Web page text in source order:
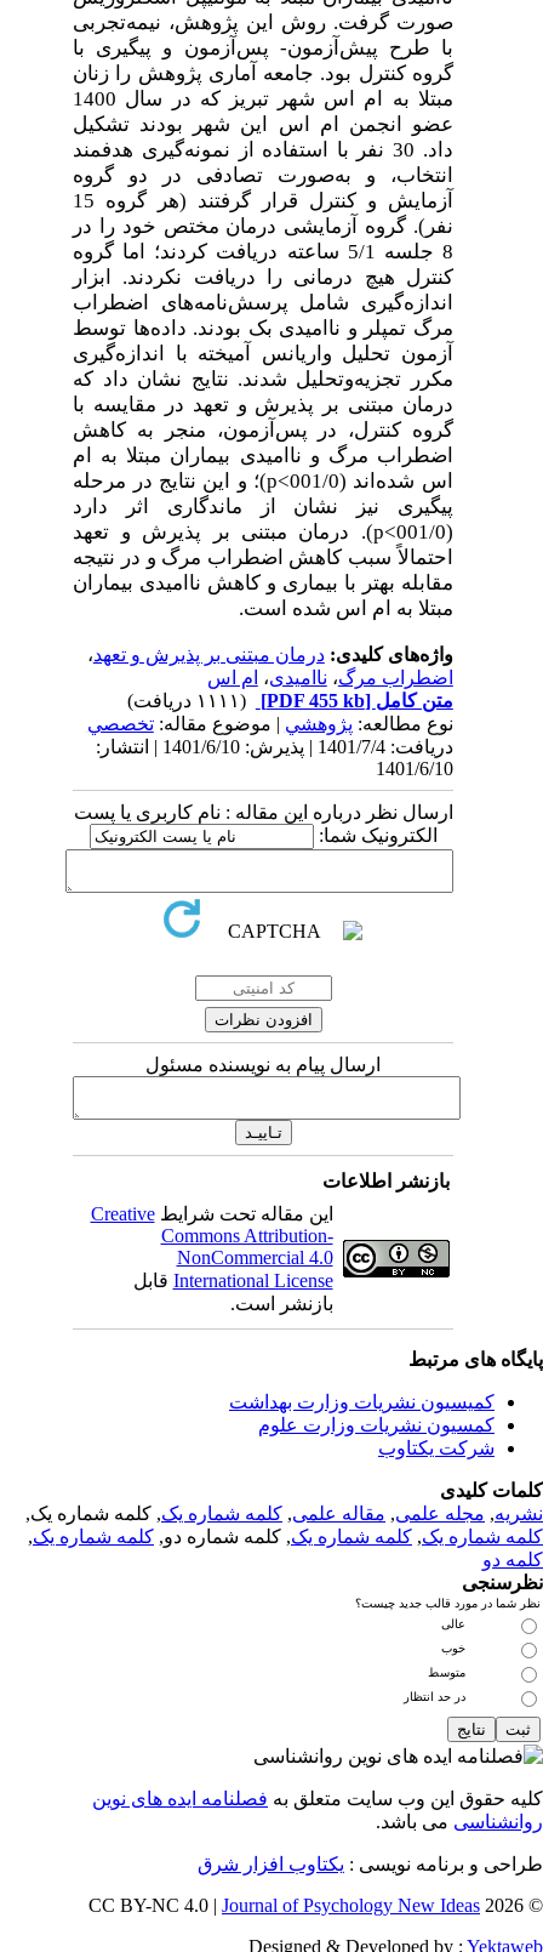
صورت گرفت. روش این پژوهش، نیمه‌تجربی
با طرح پیش‌آزمون- پس‌آزمون و پیگیری با
گروه کنترل بود. جامعه آماری پژوهش را زنان
مبتلا به ام اس شهر تبریز که در سال 1400
عضو انجمن ام اس این شهر بودند تشکیل
داد. 30 نفر با استفاده از نمونه‌گیری هدفمند
انتخاب، و به‌صورت تصادفی در دو گروه
آزمایش و کنترل قرار گرفتند (هر گروه 15
نفر). گروه‌ آزمایشی درمان مختص خود را در
8 جلسه 5/1 ساعته دریافت کردند؛ اما گروه
کنترل هیچ درمانی را دریافت نکردند. ابزار
اندازه‌گیری شامل پرسش‌نامه‌های اضطراب
مرگ تمپلر و ناامیدی بک بودند. داده‌ها توسط
آزمون تحلیل واریانس آمیخته با اندازه‌گیری
مکرر تجزیه‌‌وتحلیل شدند. نتایج نشان داد که
درمان مبتنی بر پذیرش و تعهد در مقایسه با
گروه کنترل، در پس‌آزمون، منجر به کاهش
اضطراب مرگ و ناامیدی بیماران مبتلا به ام
اس شده‌اند (001/0>
p)؛ و این نتایج در مرحله
پیگیری نیز نشان از ماندگاری اثر دارد
p). درمان مبتنی بر پذیرش و تعهد
احتمالاً سبب کاهش اضطراب مرگ و در نتیجه
مقابله بهتر با بیماری و کاهش ناامیدی بیماران
مبتلا به ام اس شده است.
واژه‌های کلیدی:درمان مبتنی بر پذیرش و تعهد،
اضطراب مرگ،ناامیدی،ام اس
متن کامل[PDF 455 kb]
نوع مطالعه:پژوهشي| موضوع مقاله:تخصصي
دریافت: 1401/7/4 | پذیرش: 1401/6/10 | انتشار:
1401/6/10
ارسال نظر درباره این مقاله : نام کاربری یا پست
الکترونیک شما:
ارسال پیام به نویسنده مسئول
بازنشر اطلاعات
این مقاله تحت شرایطCreative
Commons Attribution-
NonCommercial 4.0
International Licenseقابل
بازنشر است.
های مرتبط
کمیسیون نشریات وزارت بهداشت
کمسیون نشریات وزارت علوم
شرکت یکتاوب
کلیدی
,مجله علمی, مقاله علمی, کلمه شماره یک, کلمه شماره یک,
شماره یک,کلمه شماره یک, کلمه شماره دو,کلمه شماره یک,
دو
شما در مورد قالب جدید چیست؟
عالی
خوب
متوسط
در حد انتظار
حقوق این وب سایت متعلق بهفصلنامه ایده های نوین
می باشد.
و برنامه نویسی : یکتاوب افزار شرق
©
Journal of Psychology New Ideas
Designed & Developed by :